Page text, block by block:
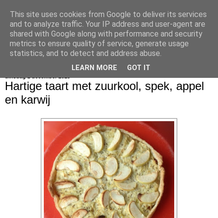
bijna net zo lekker als thuis
Hartige taart met zuurkool, spek, appel
en karwij
This site uses cookies from Google to deliver its services
and to analyze traffic. Your IP address and user-agent are
shared with Google along with performance and security
metrics to ensure quality of service, generate usage
statistics, and to detect and address abuse.
LEARN MORE GOT IT